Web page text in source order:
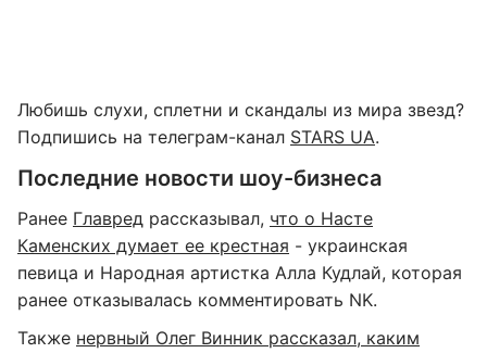
Любишь слухи, сплетни и скандалы из мира звезд?
Подпишись на телеграм-канал STARS UA.
Последние новости шоу-бизнеса
Ранее Главред рассказывал, что о Насте
Каменских думает ее крестная - украинская
певица и Народная артистка Алла Кудлай, которая
ранее отказывалась комментировать NK.
Также нервный Олег Винник рассказал, каким